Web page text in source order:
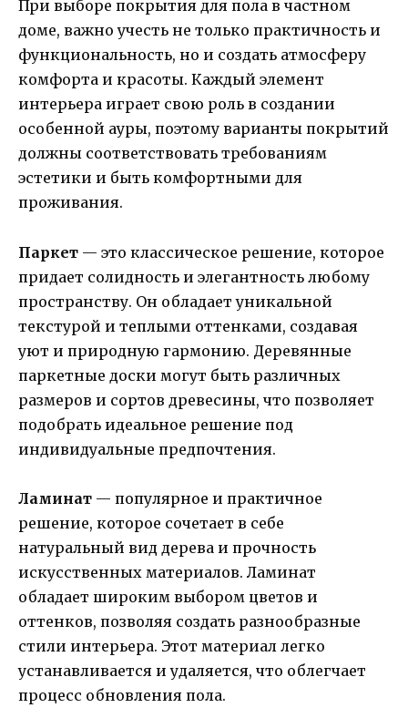
При выборе покрытия для пола в частном
доме, важно учесть не только практичность и
функциональность, но и создать атмосферу
комфорта и красоты. Каждый элемент
интерьера играет свою роль в создании
особенной ауры, поэтому варианты покрытий
должны соответствовать требованиям
эстетики и быть комфортными для
проживания.
Паркет — это классическое решение, которое
придает солидность и элегантность любому
пространству. Он обладает уникальной
текстурой и теплыми оттенками, создавая
уют и природную гармонию. Деревянные
паркетные доски могут быть различных
размеров и сортов древесины, что позволяет
подобрать идеальное решение под
индивидуальные предпочтения.
Ламинат — популярное и практичное
решение, которое сочетает в себе
натуральный вид дерева и прочность
искусственных материалов. Ламинат
обладает широким выбором цветов и
оттенков, позволяя создать разнообразные
стили интерьера. Этот материал легко
устанавливается и удаляется, что облегчает
процесс обновления пола.